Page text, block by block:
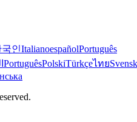
국인ItalianoespañolPortuguês
PortuguêsPolskiTürkçeไทย